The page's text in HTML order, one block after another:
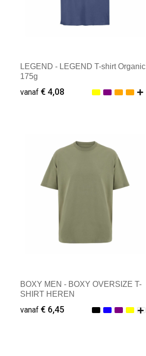
LEGEND - LEGEND T-shirt Organic
175g
vanaf€ 4,08
Minimale afname: 1
BOXY MEN - BOXY OVERSIZE T-
SHIRT HEREN
vanaf€ 6,45